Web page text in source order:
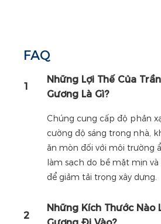
FAQ
1
Những Lợi Thế Của
Gương Là Gì?
Chúng cung cấp độ phản
cường độ sáng trong nhà,
ăn mòn đối với môi trường
làm sạch do bề mặt mịn và
để giảm tải trọng xây dựng.
2
Những Kích Thước Nào